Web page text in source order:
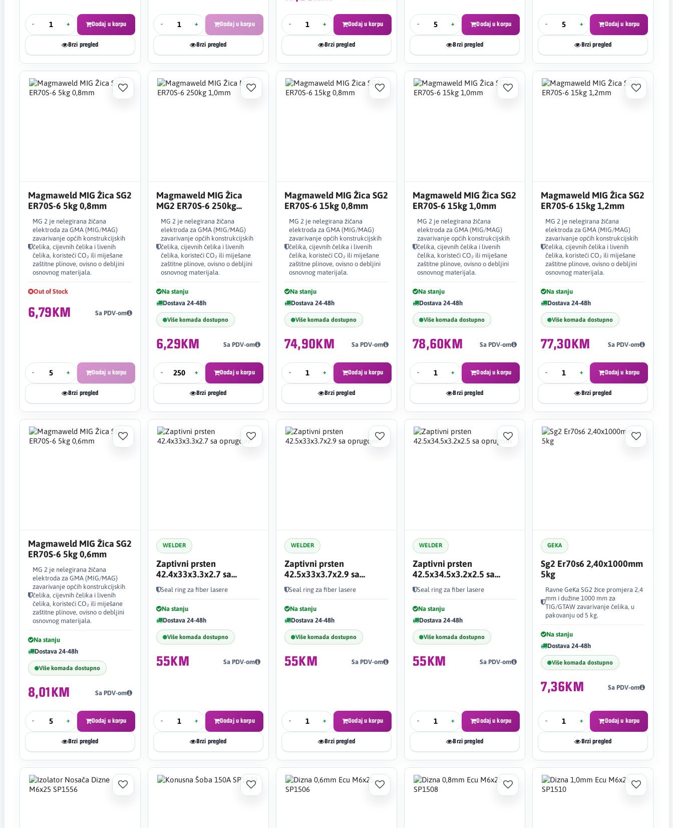
- + Dodaj u korpu
Brzi pregled
- + Dodaj u korpu
Brzi pregled
- + Dodaj u korpu
Brzi pregled
- + Dodaj u korpu
Brzi pregled
- + Dodaj u korpu
Brzi pregled
Magmaweld MIG Žica SG2
ER70S-6 5kg 0,8mm
MG 2 je nelegirana žičana
elektroda za GMA (MIG/MAG)
zavarivanje općih konstrukcijskih
čelika, cijevnih čelika i livenih
čelika, koristeći CO₂ ili miješane
zaštitne plinove, ovisno o debljini
osnovnog materijala.
Out of Stock
6,79KM Sa PDV-om
- + Dodaj u korpu
Brzi pregled
Magmaweld MIG Žica
MG2 ER70S-6 250kg
1,0mm
MG 2 je nelegirana žičana
elektroda za GMA (MIG/MAG)
zavarivanje općih konstrukcijskih
čelika, cijevnih čelika i livenih
čelika, koristeći CO₂ ili miješane
zaštitne plinove, ovisno o debljini
osnovnog materijala.
Na stanju
Dostava 24-48h
Više komada dostupno
6,29KM Sa PDV-om
- + Dodaj u korpu
Brzi pregled
Magmaweld MIG Žica SG2
ER70S-6 15kg 0,8mm
MG 2 je nelegirana žičana
elektroda za GMA (MIG/MAG)
zavarivanje općih konstrukcijskih
čelika, cijevnih čelika i livenih
čelika, koristeći CO₂ ili miješane
zaštitne plinove, ovisno o debljini
osnovnog materijala.
Na stanju
Dostava 24-48h
Više komada dostupno
74,90KM Sa PDV-om
- + Dodaj u korpu
Brzi pregled
Magmaweld MIG Žica SG2
ER70S-6 15kg 1,0mm
MG 2 je nelegirana žičana
elektroda za GMA (MIG/MAG)
zavarivanje općih konstrukcijskih
čelika, cijevnih čelika i livenih
čelika, koristeći CO₂ ili miješane
zaštitne plinove, ovisno o debljini
osnovnog materijala.
Na stanju
Dostava 24-48h
Više komada dostupno
78,60KM Sa PDV-om
- + Dodaj u korpu
Brzi pregled
Magmaweld MIG Žica SG2
ER70S-6 15kg 1,2mm
MG 2 je nelegirana žičana
elektroda za GMA (MIG/MAG)
zavarivanje općih konstrukcijskih
čelika, cijevnih čelika i livenih
čelika, koristeći CO₂ ili miješane
zaštitne plinove, ovisno o debljini
osnovnog materijala.
Na stanju
Dostava 24-48h
Više komada dostupno
77,30KM Sa PDV-om
- + Dodaj u korpu
Brzi pregled
Magmaweld MIG Žica SG2
ER70S-6 5kg 0,6mm
MG 2 je nelegirana žičana
elektroda za GMA (MIG/MAG)
zavarivanje općih konstrukcijskih
čelika, cijevnih čelika i livenih
čelika, koristeći CO₂ ili miješane
zaštitne plinove, ovisno o debljini
osnovnog materijala.
Na stanju
Dostava 24-48h
Više komada dostupno
8,01KM Sa PDV-om
- + Dodaj u korpu
Brzi pregled
WELDER
Zaptivni prsten
42.4x33x3.3x2.7 sa
oprugom
Seal ring za fiber lasere
Na stanju
Dostava 24-48h
Više komada dostupno
55KM Sa PDV-om
- + Dodaj u korpu
Brzi pregled
WELDER
Zaptivni prsten
42.5x33x3.7x2.9 sa
oprugom
Seal ring za fiber lasere
Na stanju
Dostava 24-48h
Više komada dostupno
55KM Sa PDV-om
- + Dodaj u korpu
Brzi pregled
WELDER
Zaptivni prsten
42.5x34.5x3.2x2.5 sa
oprugom
Seal ring za fiber lasere
Na stanju
Dostava 24-48h
Više komada dostupno
55KM Sa PDV-om
- + Dodaj u korpu
Brzi pregled
GEKA
Sg2 Er70s6 2,40x1000mm
5kg
Ravne GeKa SG2 žice promjera 2,4
mm i dužine 1000 mm za
TIG/GTAW zavarivanje čelika, u
pakovanju od 5 kg.
Na stanju
Dostava 24-48h
Više komada dostupno
7,36KM Sa PDV-om
- + Dodaj u korpu
Brzi pregled